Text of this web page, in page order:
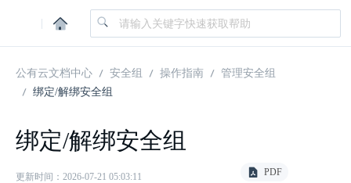
|
公有云文档中心 安全组 操作指南
管理安全组
绑定/解绑安全组
绑定/解绑安全组
更新时间：2026-07-21 05:03:11 PDF